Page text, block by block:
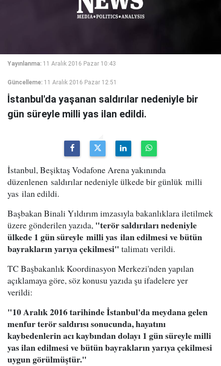
Yayınlanma: 11 Aralık 2016 Pazar 10:43
Güncelleme: 11 Aralık 2016 Pazar 12:51
İstanbul'da yaşanan saldırılar nedeniyle bir
gün süreyle milli yas ilan edildi.
İstanbul, Beşiktaş Vodafone Arena yakınında
düzenlenen saldırılar nedeniyle ülkede bir günlük milli
yas ilan edildi.
Başbakan Binali Yıldırım imzasıyla bakanlıklara iletilmek
üzere gönderilen yazıda, "terör saldırıları nedeniyle
ülkede 1 gün süreyle milli yas ilan edilmesi ve bütün
bayrakların yarıya çekilmesi" talimatı verildi.
TC Başbakanlık Koordinasyon Merkezi'nden yapılan
açıklamaya göre, söz konusu yazıda şu ifadelere yer
verildi:
"10 Aralık 2016 tarihinde İstanbul'da meydana gelen
menfur terör saldırısı sonucunda, hayatını
kaybedenlerin acı kaybından dolayı 1 gün süreyle milli
yas ilan edilmesi ve bütün bayrakların yarıya çekilmesi
uygun görülmüştür."